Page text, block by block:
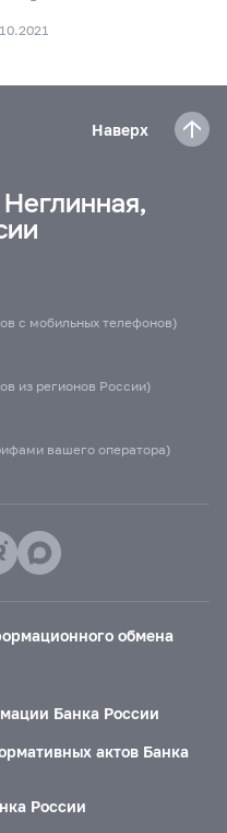
Наверх
с мобильных телефонов)
из регионов России)
вашего оператора)
обмена
Банка России
актов Банка
России